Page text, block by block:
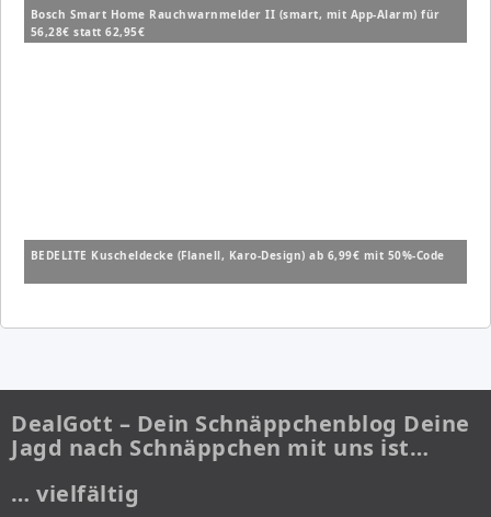
Bosch Smart Home Rauchwarnmelder II (smart, mit App-Alarm) für
56,28€ statt 62,95€
BEDELITE Kuscheldecke (Flanell, Karo-Design) ab 6,99€ mit 50%-Code
DealGott – Dein Schnäppchenblog Deine
Jagd nach Schnäppchen mit uns ist…
… vielfältig